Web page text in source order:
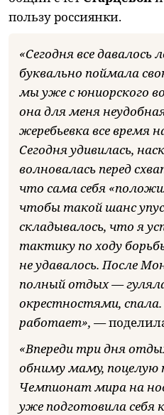
пользу россиянки.
«Сегодня все давалось
буквально поймала
мы уже с юниорского
она для меня
жеребьевка все время
Сегодня удивилась,
волновалась перед
что сама себя
чтобы такой шанс
складывалось, что я
тактику по ходу
не удавалось. После
полный отдых —
окрестностями,
работает», —
«Впереди три дня
обниму маму, поцелую
Чемпионат мира на
уже подготовила себя